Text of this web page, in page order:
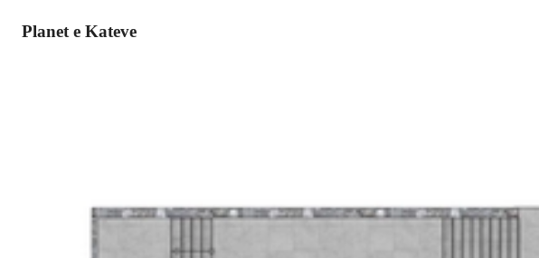
Planet e Kateve